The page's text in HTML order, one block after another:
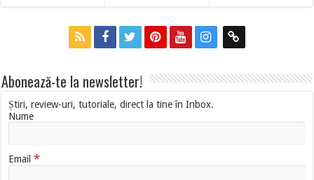
Abonează-te la newsletter!
Știri, review-uri, tutoriale, direct la tine în Inbox.
Nume
Email*